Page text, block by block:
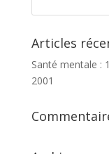
Articles
Santé mentale :
2001